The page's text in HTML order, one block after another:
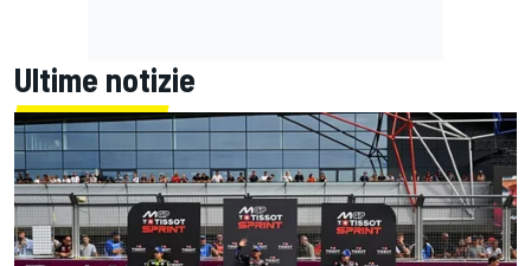
Ultime notizie